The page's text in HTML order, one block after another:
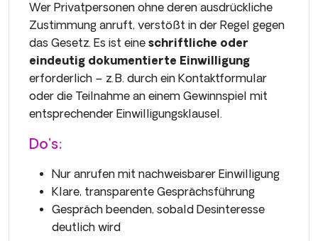
Wer Privatpersonen ohne deren ausdrückliche
Zustimmung anruft, verstößt in der Regel gegen
das Gesetz. Es ist eine schriftliche oder
eindeutig dokumentierte Einwilligung
erforderlich – z. B. durch ein Kontaktformular
oder die Teilnahme an einem Gewinnspiel mit
entsprechender Einwilligungsklausel.
Do’s:
Nur anrufen mit nachweisbarer Einwilligung
Klare, transparente Gesprächsführung
Gespräch beenden, sobald Desinteresse
deutlich wird